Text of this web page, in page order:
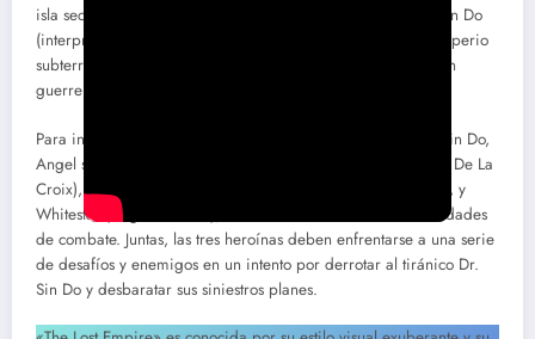
isla secreta gobernada por un malvado señor llamado Dr. Sin Do
(interpretado por Angus Scrimm). Este villano controla un imperio
subterráneo y organiza un torneo mortal en el que participan
guerreros de todo el mundo.
Para infiltrarse en la isla y desmantelar la organización de Sin Do,
Angel se alía con dos compañeras: Heather McClure (Raven De La
Croix), una guardiana de prisión experta en artes marciales, y
Whitestar (Angela Aames), una nativa americana con habilidades
de combate. Juntas, las tres heroínas deben enfrentarse a una serie
de desafíos y enemigos en un intento por derrotar al tiránico Dr.
Sin Do y desbaratar sus siniestros planes.